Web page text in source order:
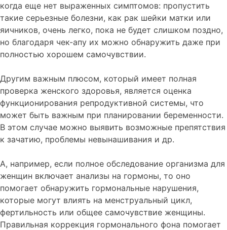
когда еще нет выраженных симптомов: пропустить
такие серьезные болезни, как рак шейки матки или
яичников, очень легко, пока не будет слишком поздно,
но благодаря чек-апу их можно обнаружить даже при
полностью хорошем самочувствии.
Другим важным плюсом, который имеет полная
проверка женского здоровья, является оценка
функционирования репродуктивной системы, что
может быть важным при планировании беременности.
В этом случае можно выявить возможные препятствия
к зачатию, проблемы невынашивания и др.
А, например, если полное обследование организма для
женщин включает анализы на гормоны, то оно
помогает обнаружить гормональные нарушения,
которые могут влиять на менструальный цикл,
фертильность или общее самочувствие женщины.
Правильная коррекция гормонального фона помогает